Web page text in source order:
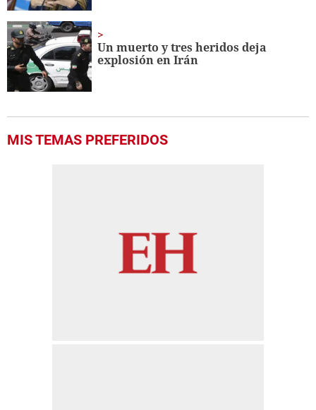
Un muerto y tres heridos deja
explosión en Irán
MIS TEMAS PREFERIDOS